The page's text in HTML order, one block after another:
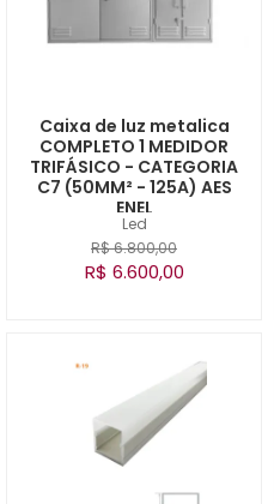
Led
Caixa de luz metalica
COMPLETO 1 MEDIDOR
TRIFÁSICO - CATEGORIA
C7 (50MM² - 125A) AES
ENEL
R$ 6.800,00
R$ 6.600,00